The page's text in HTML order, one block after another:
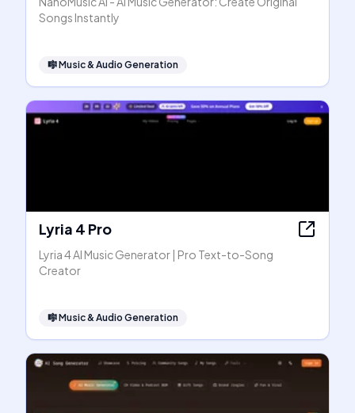
Songs Instantly
🎼Music & Audio Generation
Lyria 4 Pro
Lyria 4 AI Music Generator | Pro Text-to-Song
Creator
🎼Music & Audio Generation